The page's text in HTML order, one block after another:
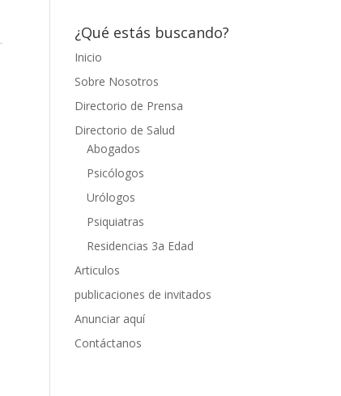
¿Qué estás buscando?
Inicio
Sobre Nosotros
Directorio de Prensa
Directorio de Salud
Abogados
Psicólogos
Urólogos
Psiquiatras
Residencias 3a Edad
Articulos
publicaciones de invitados
Anunciar aquí
Contáctanos